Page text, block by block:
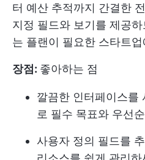
터 예산 추적까지 간결한
지정 필드와 보기를 제공
는 플랜이 필요한 스타트
장점: 좋아하는 점
깔끔한 인터페이스를
로 필수 목표와 우선
사용자 정의 필드를